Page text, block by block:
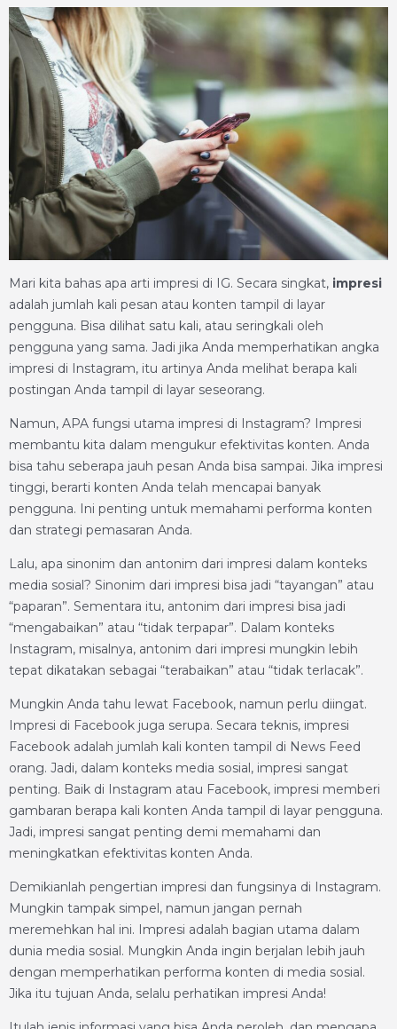
Mari kita bahas apa arti impresi di IG. Secara singkat, impresi
adalah jumlah kali pesan atau konten tampil di layar
pengguna. Bisa dilihat satu kali, atau seringkali oleh
pengguna yang sama. Jadi jika Anda memperhatikan angka
impresi di Instagram, itu artinya Anda melihat berapa kali
postingan Anda tampil di layar seseorang.
Namun, APA fungsi utama impresi di Instagram? Impresi
membantu kita dalam mengukur efektivitas konten. Anda
bisa tahu seberapa jauh pesan Anda bisa sampai. Jika impresi
tinggi, berarti konten Anda telah mencapai banyak
pengguna. Ini penting untuk memahami performa konten
dan strategi pemasaran Anda.
Lalu, apa sinonim dan antonim dari impresi dalam konteks
media sosial? Sinonim dari impresi bisa jadi “tayangan” atau
“paparan”. Sementara itu, antonim dari impresi bisa jadi
“mengabaikan” atau “tidak terpapar”. Dalam konteks
Instagram, misalnya, antonim dari impresi mungkin lebih
tepat dikatakan sebagai “terabaikan” atau “tidak terlacak”.
Mungkin Anda tahu lewat Facebook, namun perlu diingat.
Impresi di Facebook juga serupa. Secara teknis, impresi
Facebook adalah jumlah kali konten tampil di News Feed
orang. Jadi, dalam konteks media sosial, impresi sangat
penting. Baik di Instagram atau Facebook, impresi memberi
gambaran berapa kali konten Anda tampil di layar pengguna.
Jadi, impresi sangat penting demi memahami dan
meningkatkan efektivitas konten Anda.
Demikianlah pengertian impresi dan fungsinya di Instagram.
Mungkin tampak simpel, namun jangan pernah
meremehkan hal ini. Impresi adalah bagian utama dalam
dunia media sosial. Mungkin Anda ingin berjalan lebih jauh
dengan memperhatikan performa konten di media sosial.
Jika itu tujuan Anda, selalu perhatikan impresi Anda!